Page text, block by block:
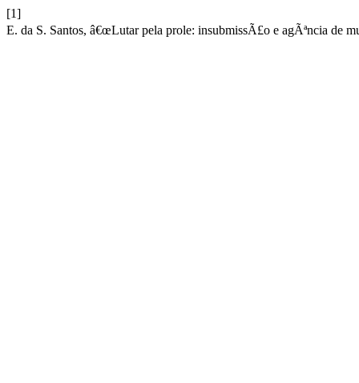
[1]
E. da S. Santos, â€œLutar pela prole: insubmissÃ£o e agÃªncia de